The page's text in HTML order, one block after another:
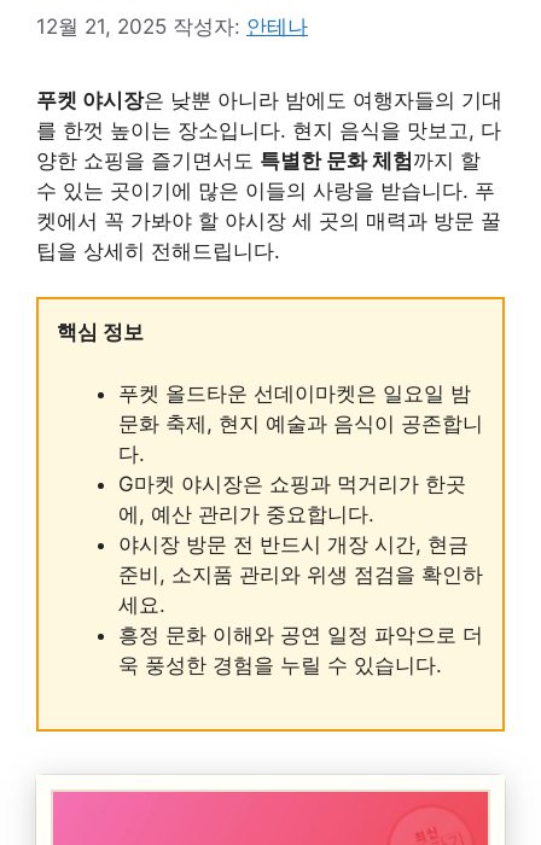
12월 21, 2025 작성자: 안테나
푸켓 야시장은 낮뿐 아니라 밤에도 여행자들의 기대
를 한껏 높이는 장소입니다. 현지 음식을 맛보고, 다
양한 쇼핑을 즐기면서도 특별한 문화 체험까지 할
수 있는 곳이기에 많은 이들의 사랑을 받습니다. 푸
켓에서 꼭 가봐야 할 야시장 세 곳의 매력과 방문 꿀
팁을 상세히 전해드립니다.
핵심 정보
푸켓 올드타운 선데이마켓은 일요일 밤
문화 축제, 현지 예술과 음식이 공존합니
다.
G마켓 야시장은 쇼핑과 먹거리가 한곳
에, 예산 관리가 중요합니다.
야시장 방문 전 반드시 개장 시간, 현금
준비, 소지품 관리와 위생 점검을 확인하
세요.
흥정 문화 이해와 공연 일정 파악으로 더
욱 풍성한 경험을 누릴 수 있습니다.
최신